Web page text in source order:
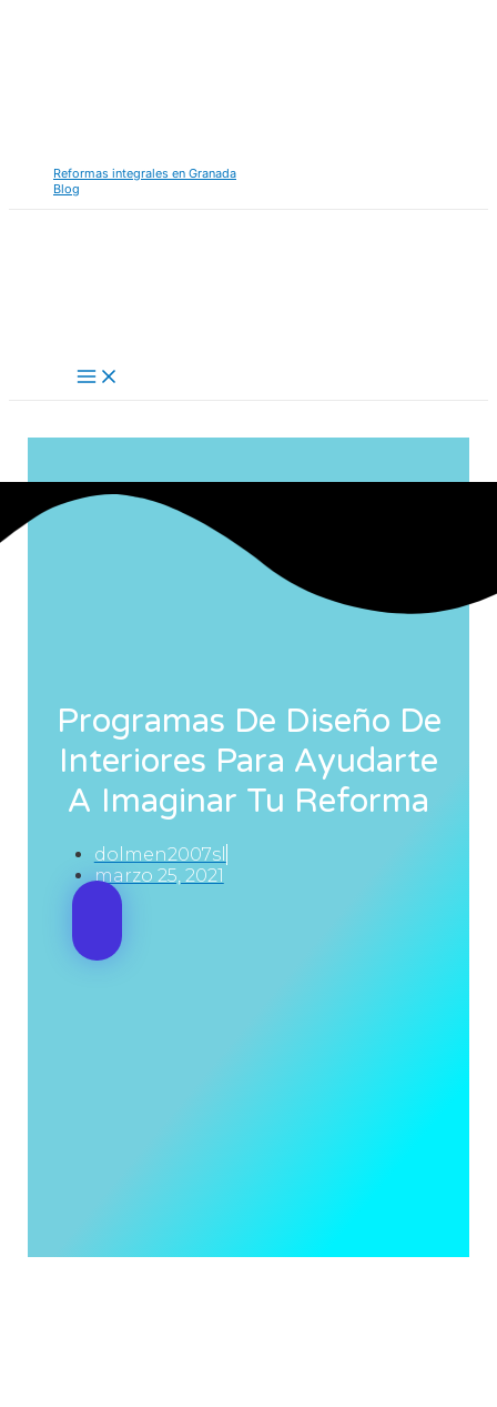
Reformas integrales en Granada
Blog
Main
Menu
Programas De Diseño De
Interiores Para Ayudarte
A Imaginar Tu Reforma
dolmen2007sl
marzo 25, 2021